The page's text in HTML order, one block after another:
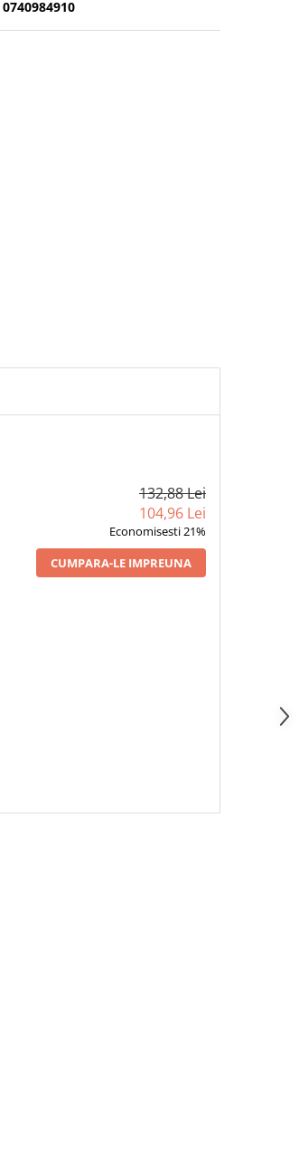
0740984910
132,88 Lei
104,96 Lei
Economisesti 21%
CUMPARA-LE IMPREUNA